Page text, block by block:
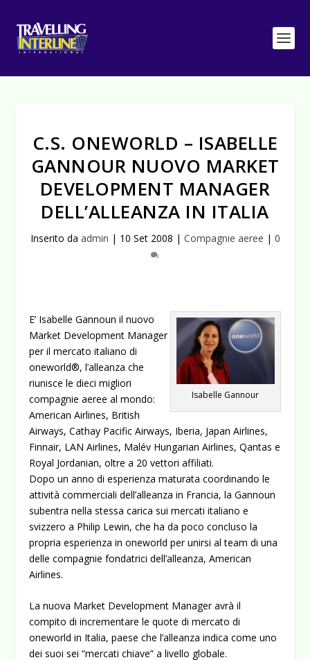
C.S. ONEWORLD – ISABELLE
GANNOUR NUOVO MARKET
DEVELOPMENT MANAGER
DELL’ALLEANZA IN ITALIA
Inserito da admin | 10 Set 2008 | Compagnie aeree | 0
Isabelle Gannour
E’ Isabelle Gannoun il nuovo
Market Development Manager
per il mercato italiano di
oneworld®, l’alleanza che
riunisce le dieci migliori
compagnie aeree al mondo:
American Airlines, British
Airways, Cathay Pacific Airways, Iberia, Japan Airlines,
Finnair, LAN Airlines, Malév Hungarian Airlines, Qantas e
Royal Jordanian, oltre a 20 vettori affiliati.
Dopo un anno di esperienza maturata coordinando le
attività commerciali dell’alleanza in Francia, la Gannoun
subentra nella stessa carica sui mercati italiano e
svizzero a Philip Lewin, che ha da poco concluso la
propria esperienza in oneworld per unirsi al team di una
delle compagnie fondatrici dell’alleanza, American
Airlines.
La nuova Market Development Manager avrà il
compito di incrementare le quote di mercato di
oneworld in Italia, paese che l’alleanza indica come uno
dei suoi sei “mercati chiave” a livello globale.